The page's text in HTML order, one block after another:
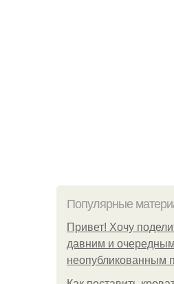
Популярные
Привет! Хочу
давним и очередным
неопубликованным